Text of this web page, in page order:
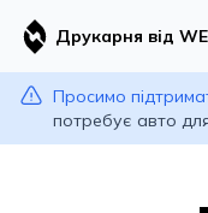
Друкарня від
Просимо
потребує авто